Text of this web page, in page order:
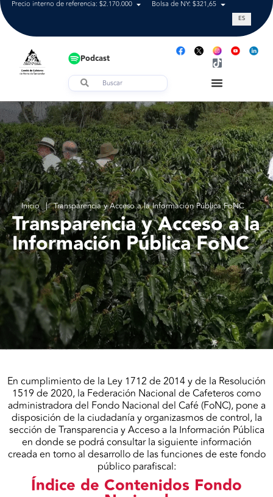
Precio interno de referencia: $2.170.000 Bolsa de NY: $321,65 Tasa de
ES
Podcast
Inicio | Transparencia y Acceso a la Información Pública FoNC
Transparencia y Acceso a la
Información Pública FoNC
En cumplimiento de la Ley 1712 de 2014 y de la Resolución
1519 de 2020, la Federación Nacional de Cafeteros como
administradora del Fondo Nacional del Café (FoNC), pone a
disposición de la ciudadanía y organizasmos de control, la
sección de Transparencia y Acceso a la Información Pública
en donde se podrá consultar la siguiente información
creada en torno al desarrollo de las funciones de este fondo
público parafiscal:
Índice de Contenidos Fondo